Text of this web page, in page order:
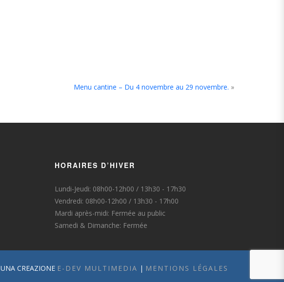
Menu cantine – Du 4 novembre au 29 novembre. »
HORAIRES D’HIVER
Lundi-Jeudi: 08h00-12h00 / 13h30 - 17h30
Vendredi: 08h00-12h00 / 13h30 - 17h00
Mardi après-midi: Fermée au public
Samedi & Dimanche: Fermée
UNA CREAZIONE E-DEV MULTIMEDIA | MENTIONS LÉGALES